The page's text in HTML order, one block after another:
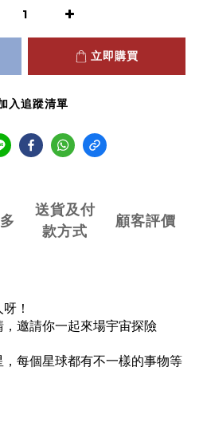
立即購買
入追蹤清單
送貨及付
款方式
顧客評價
！
邀請你一起來場宇宙探險
每個星球都有不一樣的事物等